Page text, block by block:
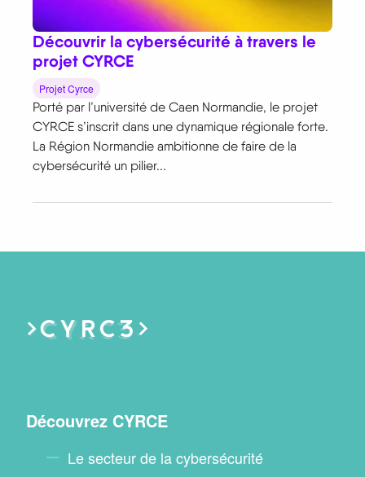
Découvrir la cybersécurité à travers le
projet CYRCE
Projet Cyrce
Porté par l’université de Caen Normandie, le projet
CYRCE s’inscrit dans une dynamique régionale forte.
La Région Normandie ambitionne de faire de la
cybersécurité un pilier...
Menu
Découvrez CYRCE
Le secteur de la cybersécurité